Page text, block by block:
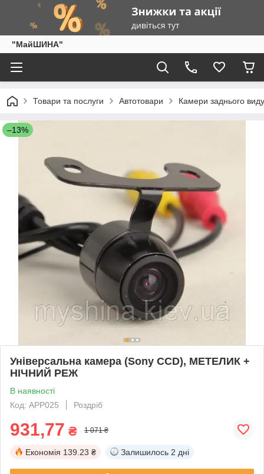
"МайШИНА"
Товари та послуги Автотовари Камери заднього
–13%
Універсальна камера (Sony CCD), МЕТЕЛИК +
НІЧНИЙ РЕЖ
В наявності
Код: APP025
Роздріб
931,77 ₴ 1 071 ₴
Економія 139.23 ₴ Залишилось 2 дні